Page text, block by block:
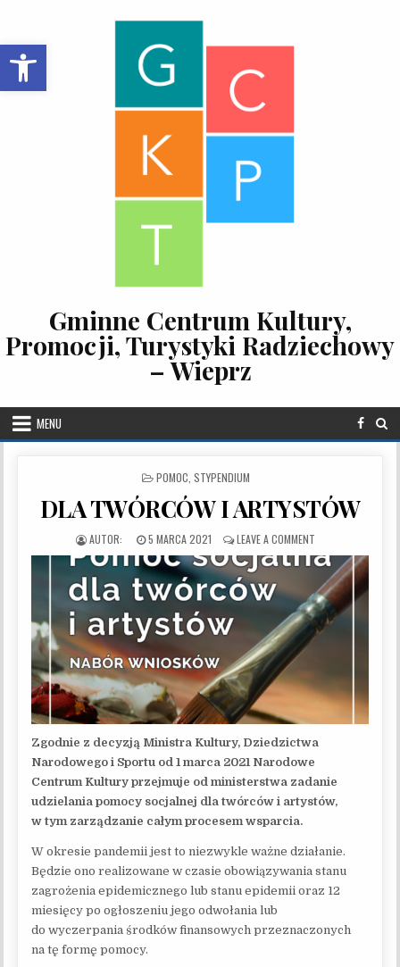
Open toolbar
Gminne Centrum Kultury,
Promocji, Turystyki Radziechowy
– Wieprz
MENU
POSTED IN
POMOC STYPENDIUM
DLA TWÓRCÓW I ARTYSTÓW
PUBLISHED DATE:
5 MARCA 2021 LEAVE A COMMENT
Zgodnie z decyzją Ministra Kultury, Dziedzictwa
Narodowego i Sportu od 1 marca 2021 Narodowe
Centrum Kultury przejmuje od ministerstwa zadanie
udzielania pomocy socjalnej dla twórców i artystów,
w tym zarządzanie całym procesem wsparcia.
W okresie pandemii jest to niezwykle ważne działanie.
Będzie ono realizowane w czasie obowiązywania stanu
zagrożenia epidemicznego lub stanu epidemii oraz 12
miesięcy po ogłoszeniu jego odwołania lub
do wyczerpania środków finansowych przeznaczonych
na tę formę pomocy.